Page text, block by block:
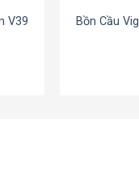
V39
Bồn Cầu